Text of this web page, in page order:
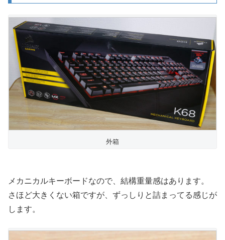
外箱
メカニカルキーボードなので、結構重量感はあります。
さほど大きくない箱ですが、ずっしりと詰まってる感じが
します。